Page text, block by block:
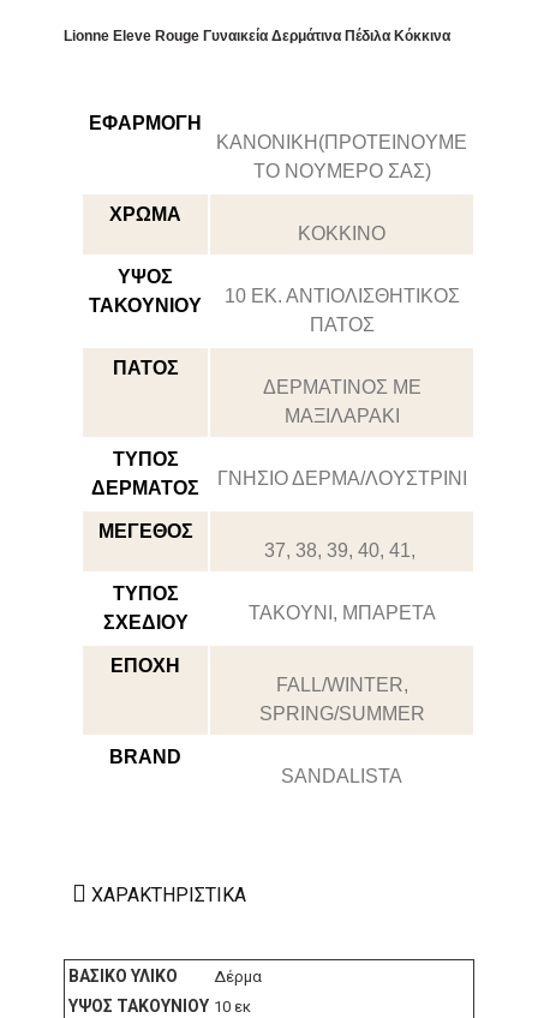
Lionne Eleve Rouge Γυναικεία Δερμάτινα Πέδιλα Κόκκινα
ΕΦΑΡΜΟΓΗ
ΚΑΝΟΝΙΚΗ(ΠΡΟΤΕΙΝΟΥΜΕ
ΤΟ ΝΟΥΜΕΡΟ ΣΑΣ)
ΧΡΩΜΑ
ΚΟΚΚΙΝΟ
ΥΨΟΣ
ΤΑΚΟΥΝΙΟΥ
10 ΕΚ. ΑΝΤΙΟΛΙΣΘΗΤΙΚΌΣ
ΠΆΤΟΣ
ΠΑΤΟΣ
ΔΕΡΜΑΤΙΝΟΣ ΜΕ
ΜΑΞΙΛΑΡΑΚΙ
ΤΥΠΟΣ
ΔΕΡΜΑΤΟΣ
ΓΝΗΣΙΟ ΔΕΡΜΑ/ΛΟΥΣΤΡΙΝΙ
ΜΕΓΕΘΟΣ
37, 38, 39, 40, 41,
ΤΥΠΟΣ
ΣΧΕΔΙΟΥ
ΤΑΚΟΥΝΙ, ΜΠΑΡΕΤΑ
ΕΠΟΧΗ
FALL/WINTER,
SPRING/SUMMER
BRAND
SANDALISTA
ΧΑΡΑΚΤΗΡΙΣΤΙΚΆ
ΒΑΣΙΚΌ ΥΛΙΚΌ Δέρμα
ΎΨΟΣ ΤΑΚΟΥΝΙΟΎ 10 εκ